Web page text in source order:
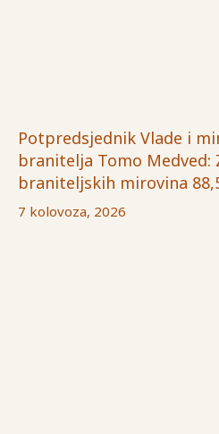
Potpredsjednik Vlade i
branitelja Tomo Medved:
braniteljskih mirovina
7 kolovoza, 2026